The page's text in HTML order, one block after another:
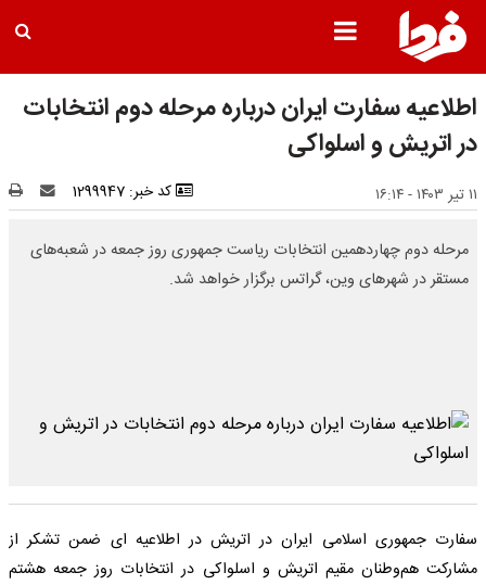
اطلاعیه سفارت ایران درباره مرحله دوم انتخابات
در اتریش و اسلواکی
۱۱ تیر ۱۴۰۳ - ۱۶:۱۴ کد خبر: 1299947
مرحله دوم چهاردهمین انتخابات ریاست جمهوری روز جمعه در شعبه‌های
مستقر در شهرهای وین، گراتس برگزار خواهد شد.
سفارت جمهوری اسلامی ایران در اتریش در اطلاعیه ای ضمن تشکر از
مشارکت هم‌وطنان مقیم اتریش و اسلواکی در انتخابات روز جمعه هشتم